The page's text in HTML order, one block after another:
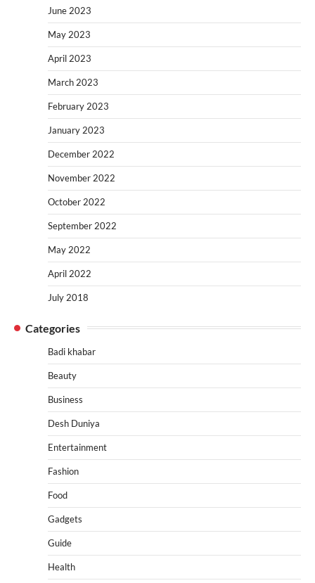
June 2023
May 2023
April 2023
March 2023
February 2023
January 2023
December 2022
November 2022
October 2022
September 2022
May 2022
April 2022
July 2018
Categories
Badi khabar
Beauty
Business
Desh Duniya
Entertainment
Fashion
Food
Gadgets
Guide
Health